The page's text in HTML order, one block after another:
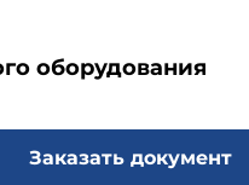
оборудования
Заказать документ